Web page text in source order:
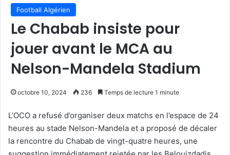
Football Algérien
Le Chabab insiste pour
jouer avant le MCA au
Nelson-Mandela Stadium
octobre 10, 2024 236 Temps de lecture 1 minute
L’OCO a refusé d’organiser deux matchs en l’espace de 24
heures au stade Nelson-Mandela et a proposé de décaler
la rencontre du Chabab de vingt-quatre heures, une